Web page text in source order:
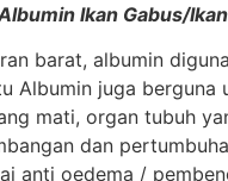
Ikan Gabus/
barat, albumin
Albumin juga
mati, organ tubuh
dan
anti oedema /